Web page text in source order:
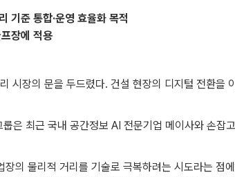
기준 통합·운영 효율화 목적
장에 적용
시장의 문을 두드렸다. 건설 현장의 디지털 전환을
은 최근 국내 공간정보 AI 전문기업 메이사와 손잡
의 물리적 거리를 기술로 극복하려는 시도라는